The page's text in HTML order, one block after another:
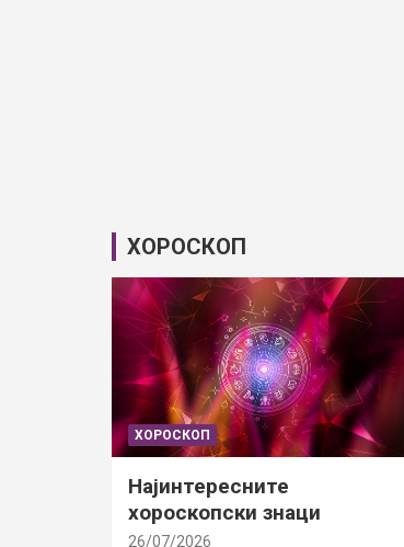
ХОРОСКОП
ХОРОСКОП
Најинтересните
хороскопски знаци
26/07/2026